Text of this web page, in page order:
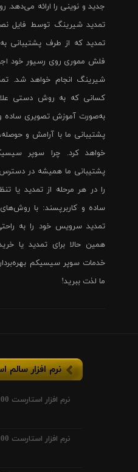
جدید و نوینی را ارائه
تمدید شیرینگ توسط فایل
تمدید که از طرف پشتیبانی
فلش مموری روی رسیور خود
شیرینگ انجام خواهد شد.
کسانی که به روش دستی
به‌صورت آموزش تصویری ساده
پشتیبانی ما با آرامش و
خواهد کرد. چرا سوپر
پشتیبانی ما همیشه در
را در هر مرحله از تمدید یا
ساده و کاربرپسند: با
تمدید سرویس خود را به
همین حالا برای تمدید یا
خدمات سوپر سیسیکم
ما لذت ببرید!
نرم افزار سالم
نرم افزار استارست 13000
نرم افزار استارست 19000